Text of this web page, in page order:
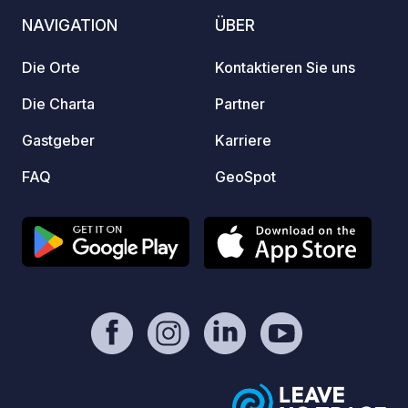
mOst1983 - https://geospot.app/de
NAVIGATION
Die Orte
Die Charta
Gastgeber
FAQ
ÜBER
Kontaktieren Sie uns
Partner
Karriere
GeoSpot